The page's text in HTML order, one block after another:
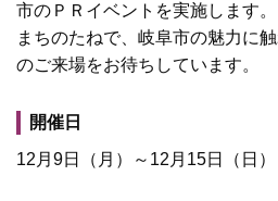
市のＰＲイベントを実施します。
まちのたねで、岐阜市の魅力に
のご来場をお待ちしています。
開催日
12月9日（月）～12月15日（日）